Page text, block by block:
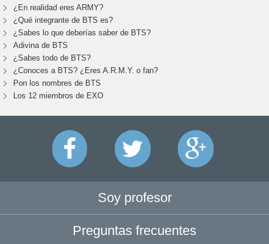
¿En realidad eres ARMY?
¿Qué integrante de BTS es?
¿Sabes lo que deberías saber de BTS?
Adivina de BTS
¿Sabes todo de BTS?
¿Conoces a BTS? ¿Eres A.R.M.Y. o fan?
Pon los nombres de BTS
Los 12 miembros de EXO
Soy profesor
Preguntas frecuentes